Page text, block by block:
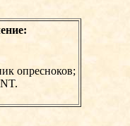
опресноков;